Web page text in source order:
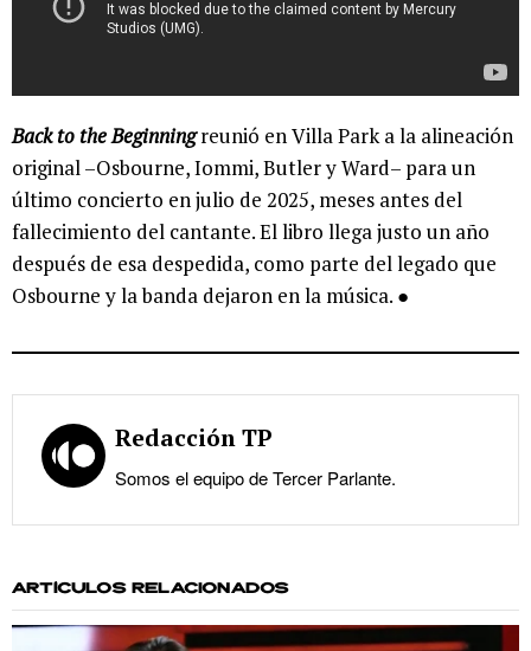
Back to the Beginningreunió en Villa Park a la alineación
original –Osbourne, Iommi, Butler y Ward– para un
último concierto en julio de 2025, meses antes del
fallecimiento del cantante. El libro llega justo un año
después de esa despedida, como parte del legado que
Osbourne y la banda dejaron en la música. ●
Redacción TP
Somos el equipo de Tercer Parlante.
ARTÍCULOS RELACIONADOS